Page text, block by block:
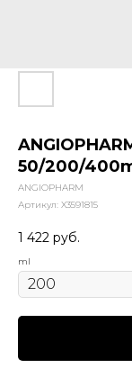
50/200/
ANGIOPHARM
Артикул: X3591815
1 422 руб.
ml